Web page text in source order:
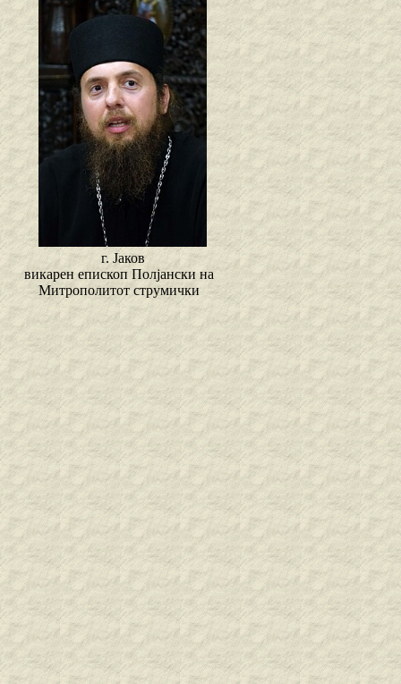
г. Јаков
викарен епископ Полјански на
Митрополитот струмички